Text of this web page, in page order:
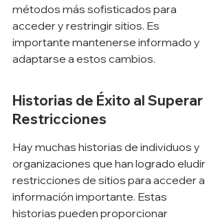
métodos más sofisticados para
acceder y restringir sitios. Es
importante mantenerse informado y
adaptarse a estos cambios.
Historias de Éxito al Superar
Restricciones
Hay muchas historias de individuos y
organizaciones que han logrado eludir
restricciones de sitios para acceder a
información importante. Estas
historias pueden proporcionar